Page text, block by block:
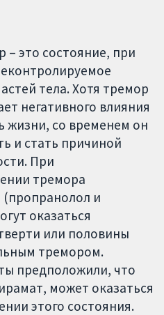
– это состояние, при
тела. Хотя тремор
негативного влияния
жизни, со временем он
и стать причиной
При
тремора
(пропранолол и
оказаться
или половины
тремором.
предположили, что
может оказаться
этого состояния.